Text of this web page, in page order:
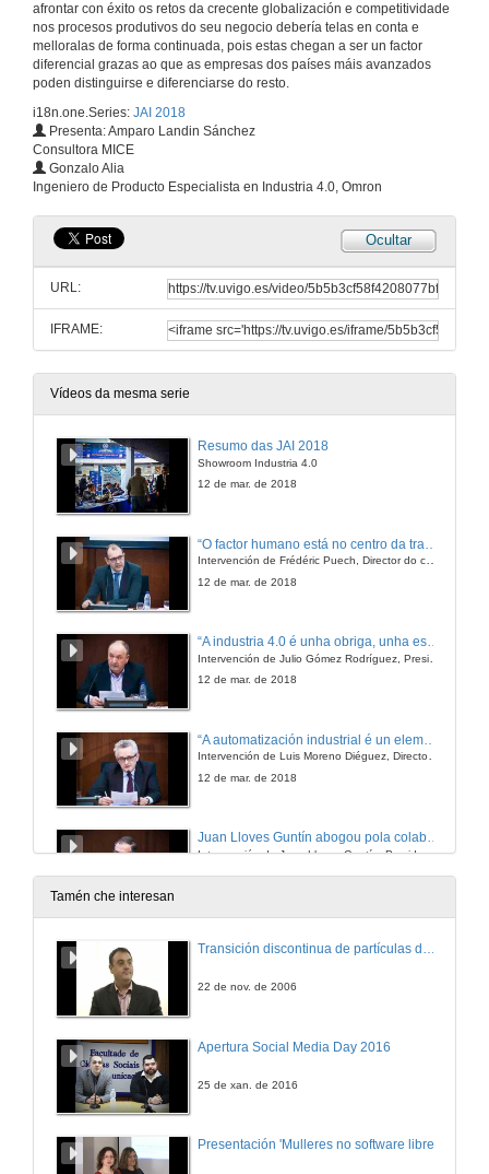
afrontar con éxito os retos da crecente globalización e competitividade
nos procesos produtivos do seu negocio debería telas en conta e
melloralas de forma continuada, pois estas chegan a ser un factor
diferencial grazas ao que as empresas dos países máis avanzados
poden distinguirse e diferenciarse do resto.
i18n.one.Series: JAI 2018
Presenta: Amparo Landin Sánchez
Consultora MICE
Gonzalo Alia
Ingeniero de Producto Especialista en Industria 4.0, Omron
Ocultar
URL:
IFRAME:
Vídeos da mesma serie
Resumo das JAI 2018
Showroom Industria 4.0
12 de mar. de 2018
Intervención de Frédéric Puech, Director do centro de Vigo e do Polo Industrial Ibérico de Groupe PSA
12 de mar. de 2018
“A industria 4.0 é unha obriga, unha esixencia, un deber e non unha opción”
12 de mar. de 2018
Intervención de Luis Moreno Diéguez, Director General, CTAG
12 de mar. de 2018
Juan Lloves Guntín abogou pola colaboración institucional, en especial entre a universidade e o clúster ao que representa
Intervención de Juan Lloves Guntín, Presidente de CEAGA
12 de mar. de 2018
Intervención de Teresa Pedrosa Silva, Delegada do Estado do Consorcio Zona Franca de Vigo
Intervención de Salustiano Mato, Reitor da Universidade de Vigo
Tamén che interesan
Transición discontinua de partículas de microgel termosensible
22 de nov. de 2006
Apertura Social Media Day 2016
25 de xan. de 2016
Presentación 'Mulleres no software libre'